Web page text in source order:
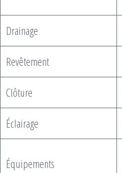
Drainage
Revêtement
Clôture
Éclairage
Équipements